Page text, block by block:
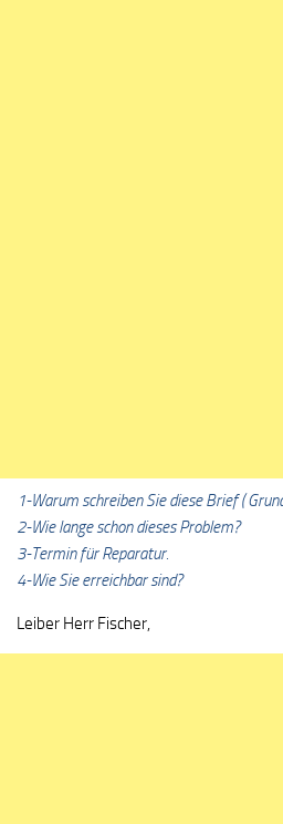
1-Warum schreiben Sie diese Brief (
2-Wie lange schon dieses Problem?
3-Termin für Reparatur.
4-Wie Sie erreichbar sind?
Leiber Herr Fischer,